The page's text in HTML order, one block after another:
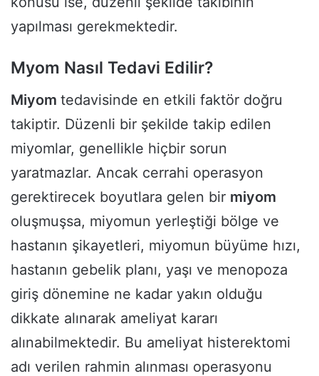
yapılması gerekmektedir.
Myom Nasıl Tedavi Edilir?
Miyom tedavisinde en etkili faktör doğru
takiptir. Düzenli bir şekilde takip edilen
miyomlar, genellikle hiçbir sorun
yaratmazlar. Ancak cerrahi operasyon
gerektirecek boyutlara gelen bir miyom
oluşmuşsa, miyomun yerleştiği bölge ve
hastanın şikayetleri, miyomun büyüme hızı,
hastanın gebelik planı, yaşı ve menopoza
giriş dönemine ne kadar yakın olduğu
dikkate alınarak ameliyat kararı
alınabilmektedir. Bu ameliyat histerektomi
adı verilen rahmin alınması operasyonu